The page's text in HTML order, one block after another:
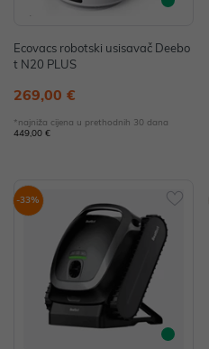
Ecovacs robotski usisavač Deebo
t N20 PLUS
269,00 €
*najniža cijena u prethodnih 30 dana
449,00 €
-33%